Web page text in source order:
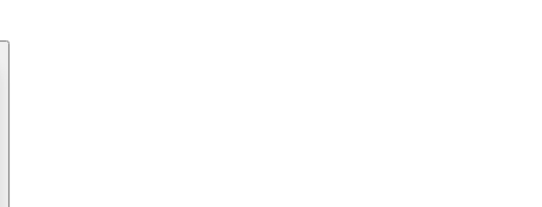
rapidement et en toute sécurité.
lorsque vous en avez besoin.